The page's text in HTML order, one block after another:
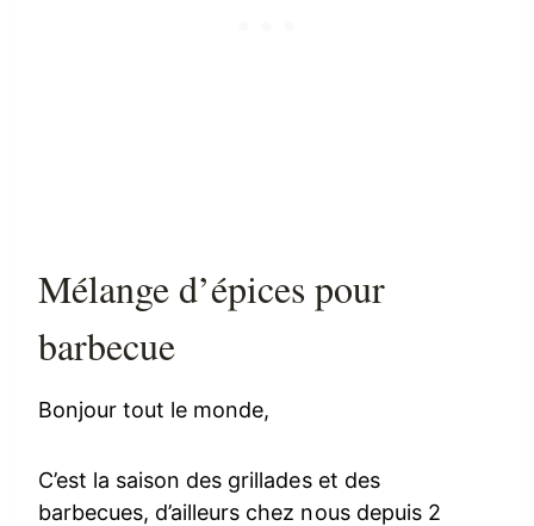
Mélange d’épices pour
barbecue
Bonjour tout le monde,
C’est la saison des grillades et des
barbecues, d’ailleurs chez nous depuis 2